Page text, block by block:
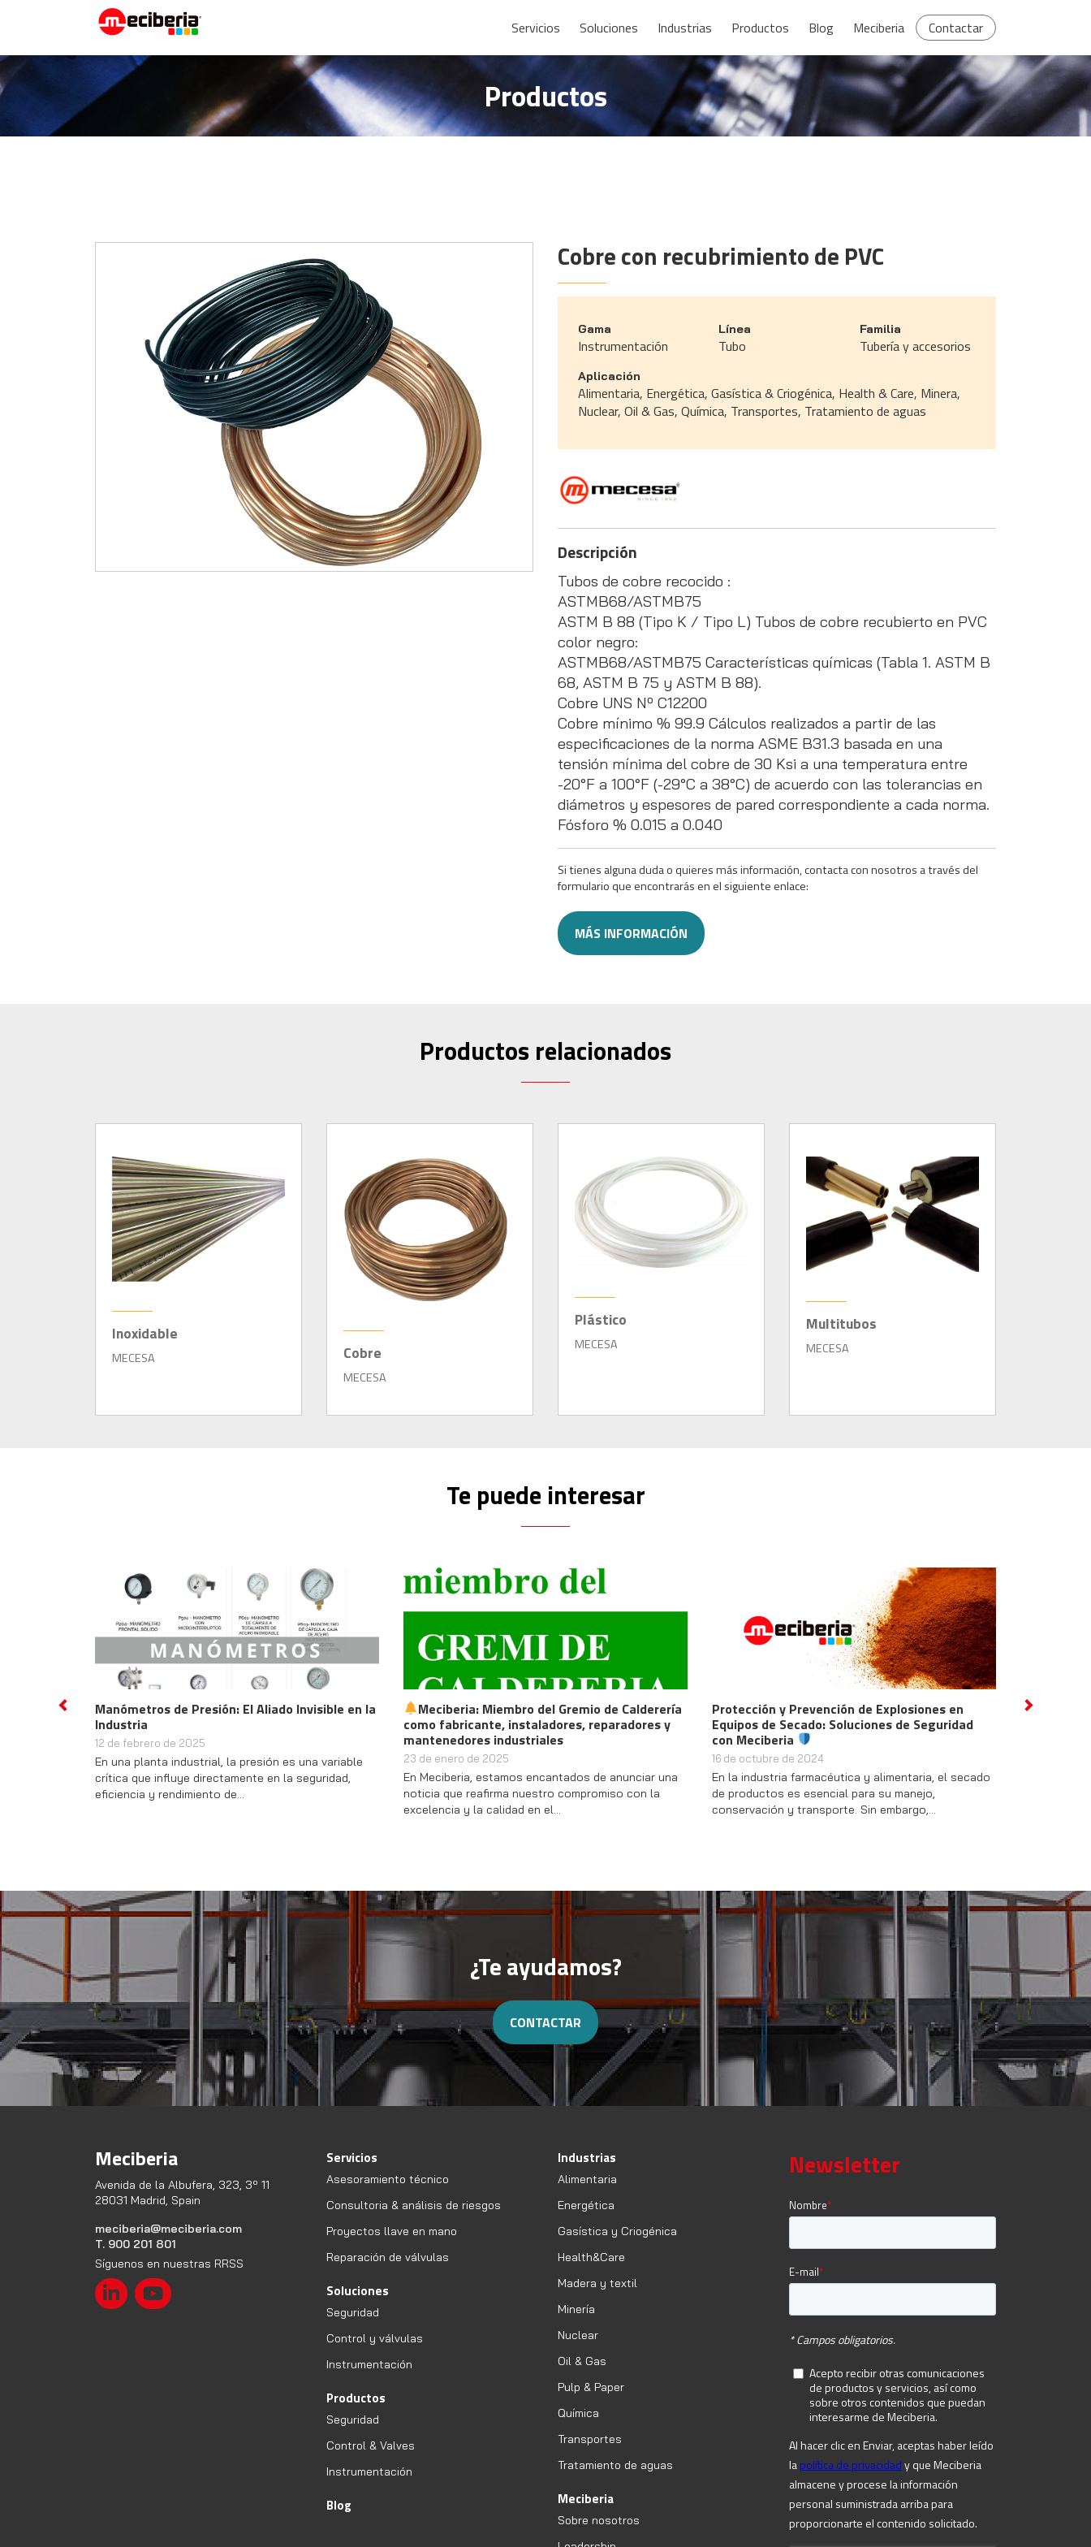
Servicios Soluciones Industrias Productos Blog Meciberia Contactar
Productos
Cobre con recubrimiento de PVC
Gama
Instrumentación
Línea
Tubo
Familia
Tubería y accesorios
Aplicación
Alimentaria, Energética, Gasística & Criogénica, Health & Care, Minera,
Nuclear, Oil & Gas, Química, Transportes, Tratamiento de aguas
Descripción
Tubos de cobre recocido :
ASTMB68/ASTMB75
ASTM B 88 (Tipo K / Tipo L) Tubos de cobre recubierto en PVC
color negro:
ASTMB68/ASTMB75 Características químicas (Tabla 1. ASTM B
68, ASTM B 75 y ASTM B 88).
Cobre UNS Nº C12200
Cobre mínimo % 99.9 Cálculos realizados a partir de las
especificaciones de la norma ASME B31.3 basada en una
tensión mínima del cobre de 30 Ksi a una temperatura entre
-20°F a 100°F (-29°C a 38°C) de acuerdo con las tolerancias en
diámetros y espesores de pared correspondiente a cada norma.
Fósforo % 0.015 a 0.040
Si tienes alguna duda o quieres más información, contacta con nosotros a través del
formulario que encontrarás en el siguiente enlace:
MÁS INFORMACIÓN
Productos relacionados
Inoxidable
MECESA Cobre
MECESA
Plástico
MECESA
Multitubos
MECESA
Te puede interesar
Manómetros de Presión: El Aliado Invisible en la
Industria
12 de febrero de 2025
En una planta industrial, la presión es una variable
crítica que influye directamente en la seguridad,
eficiencia y rendimiento de…
Meciberia: Miembro del Gremio de Calderería
como fabricante, instaladores, reparadores y
mantenedores industriales
23 de enero de 2025
En Meciberia, estamos encantados de anunciar una
noticia que reafirma nuestro compromiso con la
excelencia y la calidad en el…
Protección y Prevención de Explosiones en
Equipos de Secado: Soluciones de Seguridad
con Meciberia
16 de octubre de 2024
En la industria farmacéutica y alimentaria, el secado
de productos es esencial para su manejo,
conservación y transporte. Sin embargo,…
Descubre las
Previous Next
¿Te ayudamos?
CONTACTAR
Meciberia
Avenida de la Albufera, 323, 3º 11
28031 Madrid, Spain
meciberia@meciberia.com
T. 900 201 801
Síguenos en nuestras RRSS
Servicios
Asesoramiento técnico
Consultoria & análisis de riesgos
Proyectos llave en mano
Reparación de válvulas
Soluciones
Seguridad
Control y válvulas
Instrumentación
Productos
Seguridad
Control & Valves
Instrumentación
Blog
Industrias
Alimentaria
Energética
Gasística y Criogénica
Health&Care
Madera y textil
Minería
Nuclear
Oil & Gas
Pulp & Paper
Química
Transportes
Tratamiento de aguas
Meciberia
Sobre nosotros